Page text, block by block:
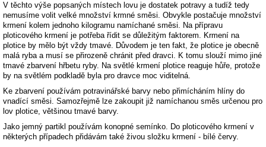
V těchto výše popsaných místech lovu je dostatek potravy a tudíž tedy
nemusíme volit velké množství krmné směsi. Obvykle postačuje množství
krmení kolem jednoho kilogramu namíchané směsi. Na přípravu
ploticového krmení je potřeba řídit se důležitým faktorem. Krmení na
plotice by mělo být vždy tmavé. Důvodem je ten fakt, že plotice je obecně
malá ryba a musí se přirozeně chránit před dravci. K tomu slouží mimo jiné
tmavé zbarvení hřbetu ryby. Na světlé krmení plotice reaguje hůře, protože
by na světlém podkladě byla pro dravce moc viditelná.
Ke zbarvení používám potravinářské barvy nebo přimícháním hlíny do
vnadící směsi. Samozřejmě lze zakoupit již namíchanou směs určenou pro
lov plotice, většinou tmavé barvy.
Jako jemný partikl používám konopné semínko. Do ploticového krmení v
některých případech přidávám také živou složku krmení - bílé červy.